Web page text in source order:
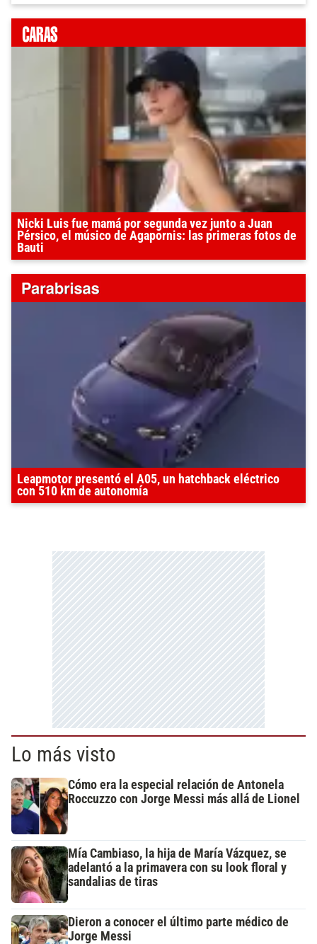
Nicki Luis fue mamá por segunda vez junto a Juan
Pérsico, el músico de Agapornis: las primeras fotos de
Bauti
Leapmotor presentó el A05, un hatchback eléctrico
con 510 km de autonomía
Lo más visto
Cómo era la especial relación de Antonela
Roccuzzo con Jorge Messi más allá de Lionel
Mía Cambiaso, la hija de María Vázquez, se
adelantó a la primavera con su look floral y
sandalias de tiras
Dieron a conocer el último parte médico de
Jorge Messi